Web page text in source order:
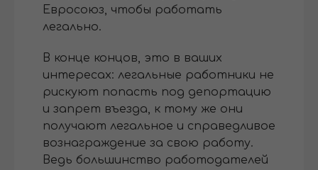
Евросоюз, чтобы работать
легально.
В конце концов, это в ваших
интересах: легальные работники не
рискуют попасть под депортацию
и запрет въезда, к тому же они
получают легальное и справедливое
вознаграждение за свою работу.
Ведь большинство работодателей